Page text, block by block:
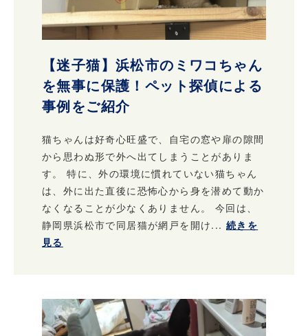
【迷子猫】浜松市のミワコちゃん
を無事に保護！ペット探偵による
事例をご紹介
猫ちゃんは好奇心旺盛で、自宅の窓や扉の隙間
から思わぬ形で外へ出てしまうことがありま
す。 特に、外の環境に慣れていない猫ちゃん
は、外に出た直後に恐怖心から身を潜めて動か
なくなることが少なくありません。 今回は、
静岡県浜松市で同居猫が網戸を開け... 続きを
見る